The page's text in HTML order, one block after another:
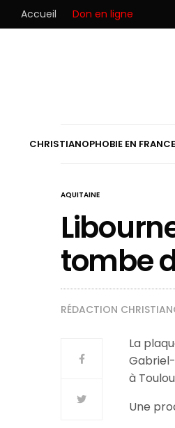
Accueil Don en ligne
CHRISTIANOPHOBIE EN
AQUITAINE
tombe
RÉDACTION
La
à
Une